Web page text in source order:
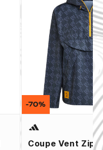
Coupe Vent
-70%